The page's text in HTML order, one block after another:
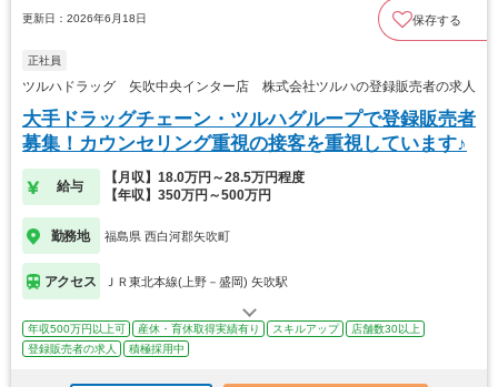
更新日：2026年6月18日 保存する
正社員
ツルハドラッグ 矢吹中央インター店 株式会社ツルハの登録販売者の求人
大手ドラッグチェーン・ツルハグループで登録販売者
募集！カウンセリング重視の接客を重視しています♪
給与
【月収】18.0万円～28.5万円程度
【年収】350万円～500万円
勤務地 福島県 西白河郡矢吹町
アクセス ＪＲ東北本線(上野－盛岡) 矢吹駅
年収500万円以上可 産休・育休取得実績有り スキルアップ
店舗数30以上
登録販売者の求人
積極採用中